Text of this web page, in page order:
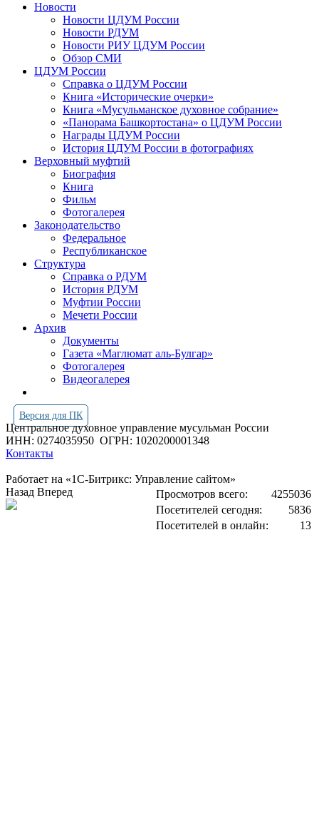
Новости
Новости ЦДУМ России
Новости РДУМ
Новости РИУ ЦДУМ России
Обзор СМИ
ЦДУМ России
Справка о ЦДУМ России
Книга «Исторические очерки»
Книга «Мусульманское духовное собрание»
«Панорама Башкортостана» о ЦДУМ России
Награды ЦДУМ России
История ЦДУМ России в фотографиях
Верховный муфтий
Биография
Книга
Фильм
Фотогалерея
Законодательство
Федеральное
Республиканское
Структура
Справка о РДУМ
История РДУМ
Муфтии России
Мечети России
Архив
Документы
Газета «Маглюмат аль-Булгар»
Фотогалерея
Видеогалерея
Версия для ПК
Центральное духовное управление мусульман России
ИНН: 0274035950 ОГРН: 1020200001348
Контакты
Работает на «1С-Битрикс: Управление сайтом»
Просмотров всего:
4255036
Посетителей сегодня:
5836
Посетителей в онлайн:
13
Назад Вперед